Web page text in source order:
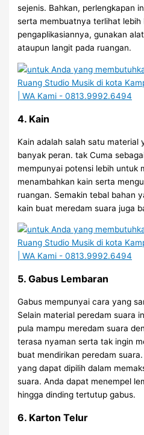
sejenis. Bahkan, perlengkapan
serta membuatnya terlihat lebih
pengaplikasiannya, gunakan
ataupun langit pada ruangan.
4. Kain
Kain adalah salah satu material
banyak peran. tak Cuma
mempunyai potensi lebih untuk
menambahkan kain serta
ruangan. Semakin tebal bahan
kain buat meredam suara juga
5. Gabus Lembaran
Gabus mempunyai cara yang
Selain material peredam suara
pula mampu meredam suara
terasa nyaman serta tak ingin
buat mendirikan peredam
yang dapat dipilih dalam
suara. Anda dapat menempel
hingga dinding tertutup gabus.
6. Karton Telur